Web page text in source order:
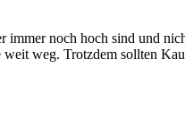
noch hoch sind und
weg. Trotzdem sollten